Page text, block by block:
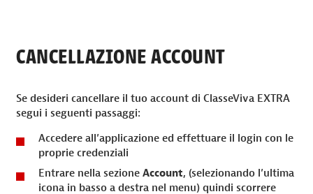
CANCELLAZIONE ACCOUNT
Se desideri cancellare il tuo account di ClasseViva EXTRA
segui i seguenti passaggi:
Accedere all’applicazione ed effettuare il login con le
proprie credenziali
Entrare nella sezione Account, (selezionando l’ultima
icona in basso a destra nel menu) quindi scorrere